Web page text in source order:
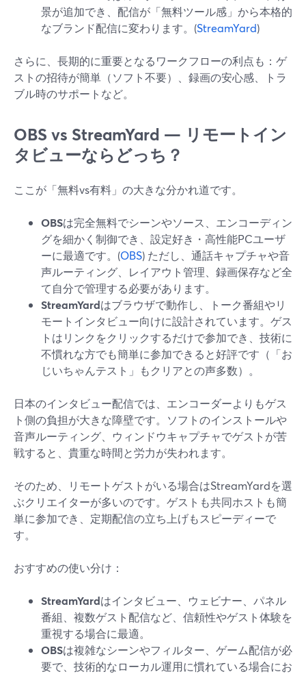
景が追加でき、配信が「無料ツール感」から本格的
なブランド配信に変わります。(StreamYard)
さらに、長期的に重要となるワークフローの利点も：ゲ
ストの招待が簡単（ソフト不要）、録画の安心感、トラ
ブル時のサポートなど。
OBS vs StreamYard — リモートイン
タビューならどっち？
ここが「無料vs有料」の大きな分かれ道です。
OBSは完全無料でシーンやソース、エンコーディン
グを細かく制御でき、設定好き・高性能PCユーザ
ーに最適です。(OBS) ただし、通話キャプチャや音
声ルーティング、レイアウト管理、録画保存など全
て自分で管理する必要があります。
StreamYardはブラウザで動作し、トーク番組やリ
モートインタビュー向けに設計されています。ゲス
トはリンクをクリックするだけで参加でき、技術に
不慣れな方でも簡単に参加できると好評です（「お
じいちゃんテスト」もクリアとの声多数）。
日本のインタビュー配信では、エンコーダーよりもゲス
ト側の負担が大きな障壁です。ソフトのインストールや
音声ルーティング、ウィンドウキャプチャでゲストが苦
戦すると、貴重な時間と労力が失われます。
そのため、リモートゲストがいる場合はStreamYardを選
ぶクリエイターが多いのです。ゲストも共同ホストも簡
単に参加でき、定期配信の立ち上げもスピーディーで
す。
おすすめの使い分け：
StreamYardはインタビュー、ウェビナー、パネル
番組、複数ゲスト配信など、信頼性やゲスト体験を
重視する場合に最適。
OBSは複雑なシーンやフィルター、ゲーム配信が必
要で、技術的なローカル運用に慣れている場合にお